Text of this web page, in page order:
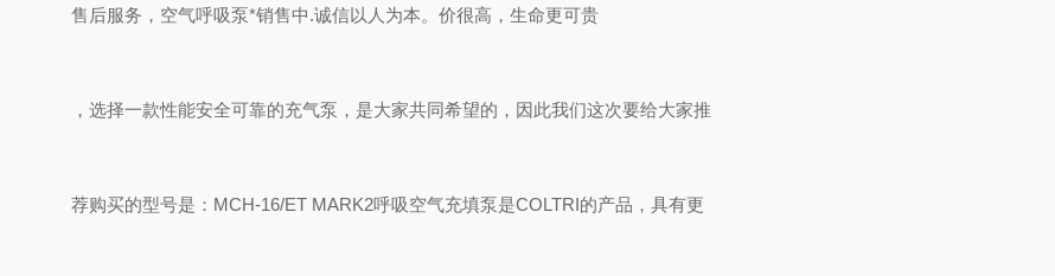
售后服务，空气呼吸泵*销售中.诚信以人为本。价很高，生命更可贵
，选择一款性能安全可靠的充气泵，是大家共同希望的，因此我们这次要给大家推
荐购买的型号是：MCH-16/ET MARK2呼吸空气充填泵是COLTRI的产品，具有更